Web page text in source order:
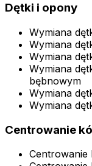
Dętki i opony
Wymiana
Wymiana
Wymiana
Wymiana
bębnowym
Wymiana
Wymiana
Centrowanie
Centrowanie